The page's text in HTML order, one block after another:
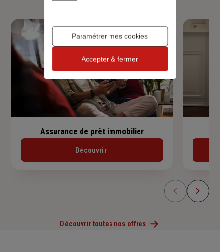
Assurance de prêt immobilier
Découvrir
Découvrir toutes nos offres
Paramétrer mes cookies
Accepter & fermer